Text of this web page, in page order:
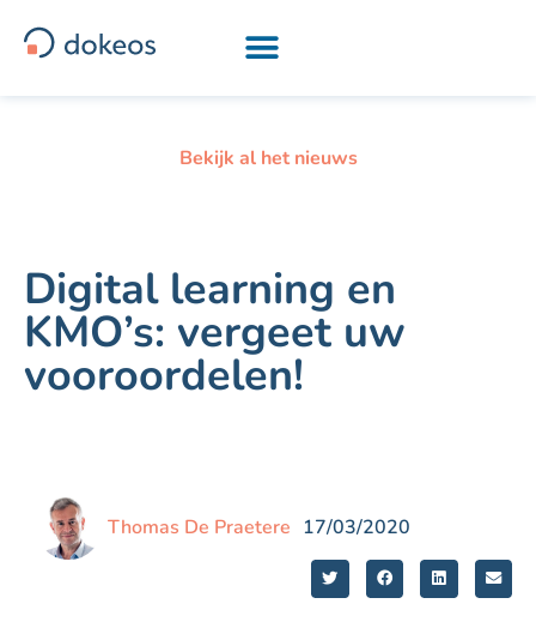
Bekijk al het nieuws
Digital learning en
KMO’s: vergeet uw
vooroordelen!
Thomas De Praetere 17/03/2020